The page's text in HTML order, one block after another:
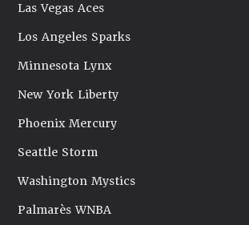
Las Vegas Aces
Los Angeles Sparks
Minnesota Lynx
New York Liberty
Phoenix Mercury
Seattle Storm
Washington Mystics
Palmarès WNBA